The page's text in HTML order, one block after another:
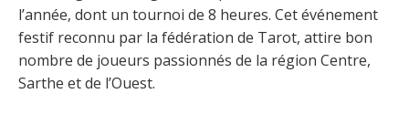
l’année, dont un tournoi de 8 heures. Cet événement
festif reconnu par la fédération de Tarot, attire bon
nombre de joueurs passionnés de la région Centre,
Sarthe et de l’Ouest.